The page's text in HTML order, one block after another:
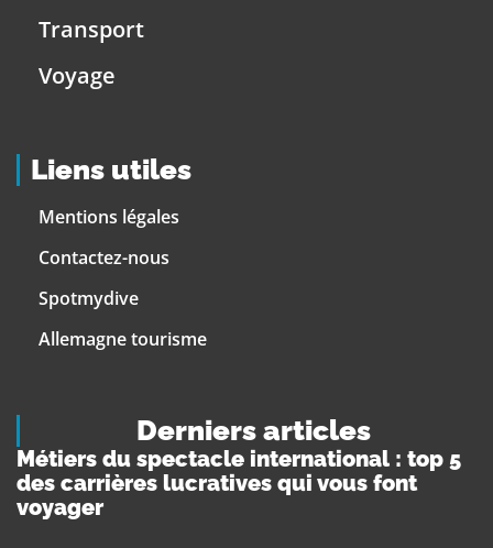
Transport
Voyage
Liens utiles
Mentions légales
Contactez-nous
Spotmydive
Allemagne tourisme
Derniers articles
Métiers du spectacle international : top 5
des carrières lucratives qui vous font
voyager